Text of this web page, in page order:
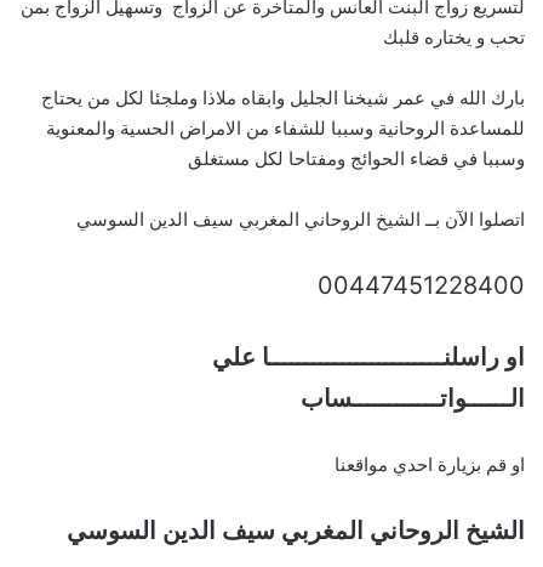
لتسريع زواج البنت العانس والمتأخرة عن الزواج وتسهيل الزواج بمن
تحب و يختاره قلبك
بارك الله في عمر شيخنا الجليل وابقاه ملاذا وملجئا لكل من يحتاج
للمساعدة الروحانية وسببا للشفاء من الامراض الحسية والمعنوية
وسببا في قضاء الحوائج ومفتاحا لكل مستغلق
اتصلوا الآن بــ الشيخ الروحاني المغربي سيف الدين السوسي
00447451228400
او راسلنــــــــــــــــــــــــا علي
الــــــواتــــــــــــساب
او قم بزيارة احدي مواقعنا
الشيخ الروحاني المغربي سيف الدين السوسي